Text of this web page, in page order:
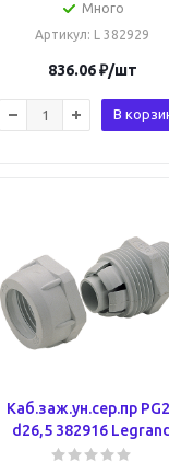
Много
Артикул: L 382929
836.06₽/шт
В
Каб.заж.ун.сер.пр
d26,5 382916 Legrand